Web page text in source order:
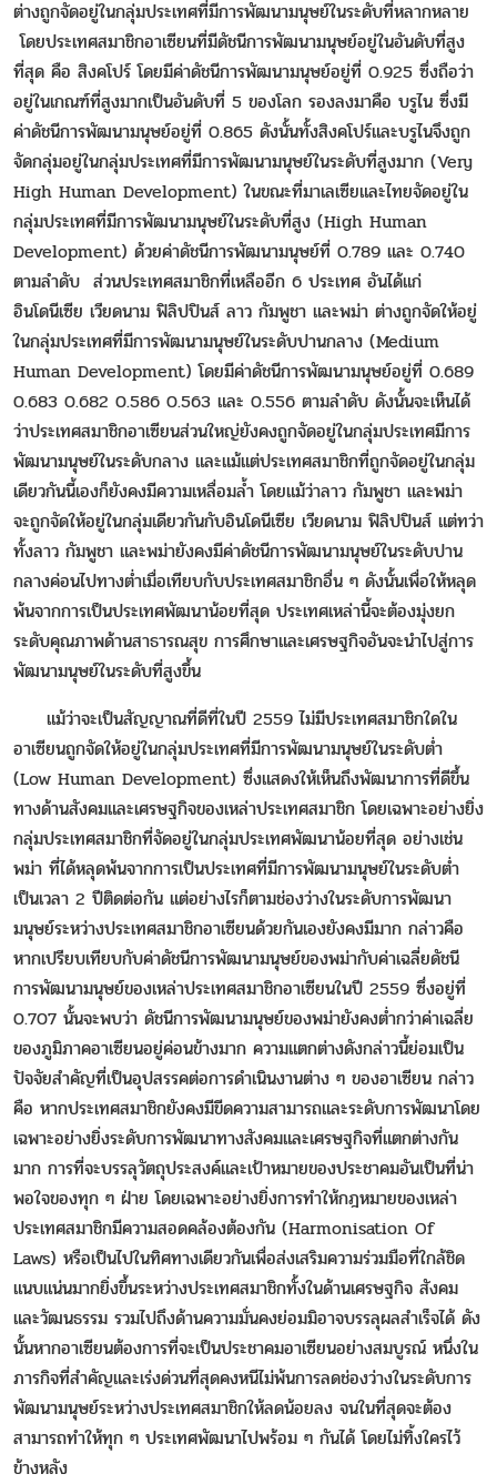
ต่างถูกจัดอยู่ในกลุ่มประเทศที่มีการพัฒนามนุษย์ในระดับที่หลากหลาย
โดยประเทศสมาชิกอาเซียนที่มีดัชนีการพัฒนามนุษย์อยู่ในอันดับที่สูง
ที่สุด คือ สิงคโปร์ โดยมีค่าดัชนีการพัฒนามนุษย์อยู่ที่ 0.925 ซึ่งถือว่า
อยู่ในเกณฑ์ที่สูงมากเป็นอันดับที่ 5 ของโลก รองลงมาคือ บรูไน ซึ่งมี
ค่าดัชนีการพัฒนามนุษย์อยู่ที่ 0.865 ดังนั้นทั้งสิงคโปร์และบรูไนจึงถูก
จัดกลุ่มอยู่ในกลุ่มประเทศที่มีการพัฒนามนุษย์ในระดับที่สูงมาก (Very
High Human Development) ในขณะที่มาเลเซียและไทยจัดอยู่ใน
กลุ่มประเทศที่มีการพัฒนามนุษย์ในระดับที่สูง (High Human
Development) ด้วยค่าดัชนีการพัฒนามนุษย์ที่ 0.789 และ 0.740
ตามลำดับ ส่วนประเทศสมาชิกที่เหลืออีก 6 ประเทศ อันได้แก่
อินโดนีเซีย เวียดนาม ฟิลิปปินส์ ลาว กัมพูชา และพม่า ต่างถูกจัดให้อยู่
ในกลุ่มประเทศที่มีการพัฒนามนุษย์ในระดับปานกลาง (Medium
Human Development) โดยมีค่าดัชนีการพัฒนามนุษย์อยู่ที่ 0.689
0.683 0.682 0.586 0.563 และ 0.556 ตามลำดับ ดังนั้นจะเห็นได้
ว่าประเทศสมาชิกอาเซียนส่วนใหญ่ยังคงถูกจัดอยู่ในกลุ่มประเทศมีการ
พัฒนามนุษย์ในระดับกลาง และแม้แต่ประเทศสมาชิกที่ถูกจัดอยู่ในกลุ่ม
เดียวกันนี้เองก็ยังคงมีความเหลื่อมล้ำ โดยแม้ว่าลาว กัมพูชา และพม่า
จะถูกจัดให้อยู่ในกลุ่มเดียวกันกับอินโดนีเซีย เวียดนาม ฟิลิปปินส์ แต่ทว่า
ทั้งลาว กัมพูชา และพม่ายังคงมีค่าดัชนีการพัฒนามนุษย์ในระดับปาน
กลางค่อนไปทางต่ำเมื่อเทียบกับประเทศสมาชิกอื่น ๆ ดังนั้นเพื่อให้หลุด
พ้นจากการเป็นประเทศพัฒนาน้อยที่สุด ประเทศเหล่านี้จะต้องมุ่งยก
ระดับคุณภาพด้านสาธารณสุข การศึกษาและเศรษฐกิจอันจะนำไปสู่การ
พัฒนามนุษย์ในระดับที่สูงขึ้น
แม้ว่าจะเป็นสัญญาณที่ดีที่ในปี 2559 ไม่มีประเทศสมาชิกใดใน
อาเซียนถูกจัดให้อยู่ในกลุ่มประเทศที่มีการพัฒนามนุษย์ในระดับต่ำ
(Low Human Development) ซึ่งแสดงให้เห็นถึงพัฒนาการที่ดีขึ้น
ทางด้านสังคมและเศรษฐกิจของเหล่าประเทศสมาชิก โดยเฉพาะอย่างยิ่ง
กลุ่มประเทศสมาชิกที่จัดอยู่ในกลุ่มประเทศพัฒนาน้อยที่สุด อย่างเช่น
พม่า ที่ได้หลุดพ้นจากการเป็นประเทศที่มีการพัฒนามนุษย์ในระดับต่ำ
เป็นเวลา 2 ปีติดต่อกัน แต่อย่างไรก็ตามช่องว่างในระดับการพัฒนา
มนุษย์ระหว่างประเทศสมาชิกอาเซียนด้วยกันเองยังคงมีมาก กล่าวคือ
หากเปรียบเทียบกับค่าดัชนีการพัฒนามนุษย์ของพม่ากับค่าเฉลี่ยดัชนี
การพัฒนามนุษย์ของเหล่าประเทศสมาชิกอาเซียนในปี 2559 ซึ่งอยู่ที่
0.707 นั้นจะพบว่า ดัชนีการพัฒนามนุษย์ของพม่ายังคงต่ำกว่าค่าเฉลี่ย
ของภูมิภาคอาเซียนอยู่ค่อนข้างมาก ความแตกต่างดังกล่าวนี้ย่อมเป็น
ปัจจัยสำคัญที่เป็นอุปสรรคต่อการดำเนินงานต่าง ๆ ของอาเซียน กล่าว
คือ หากประเทศสมาชิกยังคงมีขีดความสามารถและระดับการพัฒนาโดย
เฉพาะอย่างยิ่งระดับการพัฒนาทางสังคมและเศรษฐกิจที่แตกต่างกัน
มาก การที่จะบรรลุวัตถุประสงค์และเป้าหมายของประชาคมอันเป็นที่น่า
พอใจของทุก ๆ ฝ่าย โดยเฉพาะอย่างยิ่งการทำให้กฎหมายของเหล่า
ประเทศสมาชิกมีความสอดคล้องต้องกัน (Harmonisation Of
Laws) หรือเป็นไปในทิศทางเดียวกันเพื่อส่งเสริมความร่วมมือที่ใกล้ชิด
แนบแน่นมากยิ่งขึ้นระหว่างประเทศสมาชิกทั้งในด้านเศรษฐกิจ สังคม
และวัฒนธรรม รวมไปถึงด้านความมั่นคงย่อมมิอาจบรรลุผลสำเร็จได้ ดัง
นั้นหากอาเซียนต้องการที่จะเป็นประชาคมอาเซียนอย่างสมบูรณ์ หนึ่งใน
ภารกิจที่สำคัญและเร่งด่วนที่สุดคงหนีไม่พ้นการลดช่องว่างในระดับการ
พัฒนามนุษย์ระหว่างประเทศสมาชิกให้ลดน้อยลง จนในที่สุดจะต้อง
สามารถทำให้ทุก ๆ ประเทศพัฒนาไปพร้อม ๆ กันได้ โดยไม่ทิ้งใครไว้
ข้างหลัง